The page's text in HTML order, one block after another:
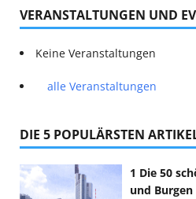
VERANSTALTUNGEN UND
Keine Veranstaltungen
alle Veranstaltungen
DIE 5 POPULÄRSTEN
1 Die 50
und Burgen